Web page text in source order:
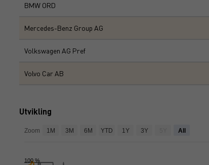
BMW ORD
Mercedes-Benz Group AG
Volkswagen AG Pref
Volvo Car AB
Utvikling
100 %
Zoom 1M 3M 6M YTD 1Y 3Y All